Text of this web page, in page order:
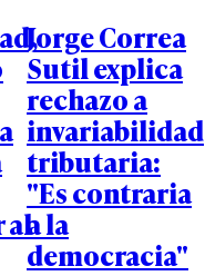
al
Jorge Correa
Sutil explica
rechazo a
invariabilidad
tributaria:
"Es contraria
a la
democracia"